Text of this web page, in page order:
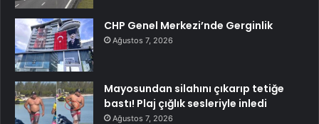
CHP Genel Merkezi’nde Gerginlik
Ağustos 7, 2026
Mayosundan silahını çıkarıp tetiğe
bastı! Plaj çığlık sesleriyle inledi
Ağustos 7, 2026